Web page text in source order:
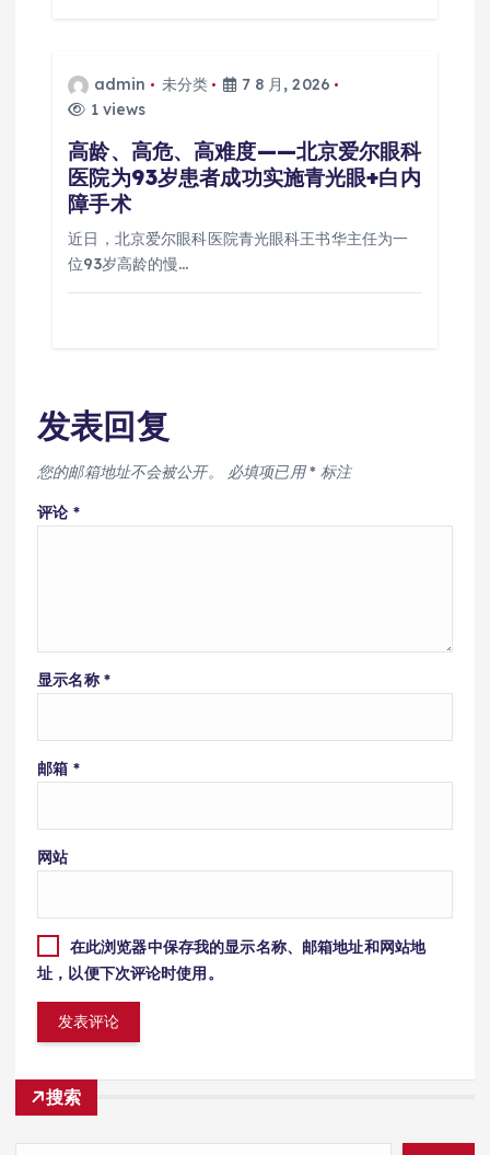
admin 未分类
7 8 月, 2026
1 views
高龄、高危、高难度——北京爱尔眼科
医院为93岁患者成功实施青光眼+白内
障手术
近日，北京爱尔眼科医院青光眼科王书华主任为一
位93岁高龄的慢…
发表回复
您的邮箱地址不会被公开。 必填项已用* 标注
评论 *
显示名称 *
邮箱 *
网站
在此浏览器中保存我的显示名称、邮箱地址和网站地
址，以便下次评论时使用。
搜索